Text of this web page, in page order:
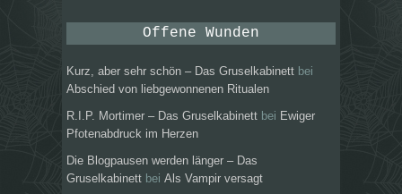
Offene Wunden
Kurz, aber sehr schön – Das Gruselkabinett bei
Abschied von liebgewonnenen Ritualen
R.I.P. Mortimer – Das Gruselkabinett bei Ewiger
Pfotenabdruck im Herzen
Die Blogpausen werden länger – Das
Gruselkabinett bei Als Vampir versagt